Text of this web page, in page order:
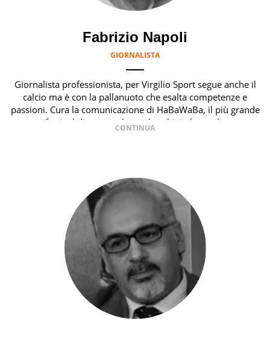
Fabrizio Napoli
GIORNALISTA
Giornalista professionista, per Virgilio Sport segue anche il
calcio ma è con la pallanuoto che esalta competenze e
passioni. Cura la comunicazione di HaBaWaBa, il più grande
festival di waterpolo per bambini al mondo